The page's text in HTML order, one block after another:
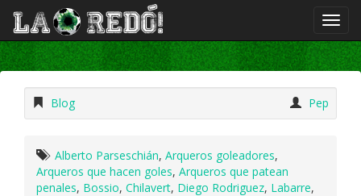
Blog Pep
Alberto Parseschián, Arqueros goleadores,
Arqueros que hacen goles, Arqueros que patean
penales, Bossio, Chilavert, Diego Rodriguez, Labarre,